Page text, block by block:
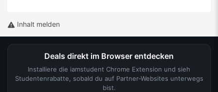
Inhalt melden
Deals direkt im Browser entdecken
Installiere die iamstudent Chrome Extension und sieh
Studentenrabatte, sobald du auf Partner-Websites unterwegs
bist.